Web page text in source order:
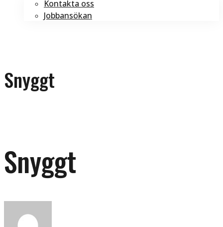
Kontakta oss
Jobbansökan
Snyggt
Snyggt